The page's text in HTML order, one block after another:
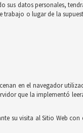
sus datos personales,
o lugar de la
en el navegador
que la implementó
su visita al Sitio Web